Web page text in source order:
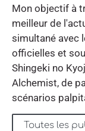
Mon objectif à
meilleur de
simultané avec
officielles et
Shingeki no
Alchemist, de
scénarios
Toutes les